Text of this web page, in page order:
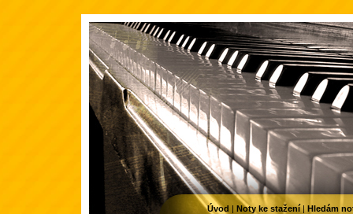
Úvod | Noty ke stažení| Hledám